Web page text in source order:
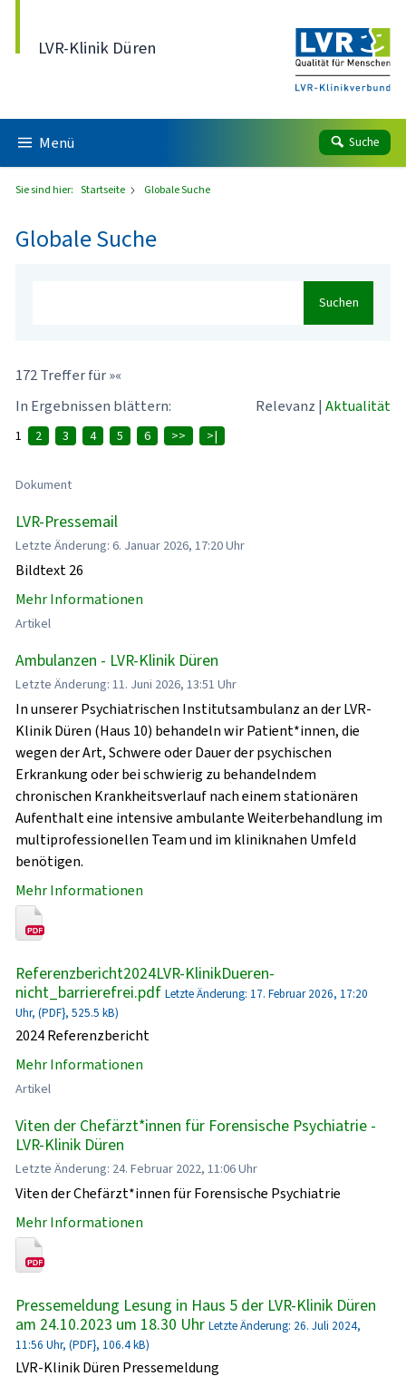
LVR-Klinik Düren
Menü Suche
Sie sind hier: Startseite Globale Suche
Globale Suche
Suchen
172 Treffer für »«
In Ergebnissen blättern:
Relevanz | Aktualität
1 2 3 4 5 6 >> >|
Dokument
LVR-Pressemail
Letzte Änderung: 6. Januar 2026, 17:20 Uhr
Bildtext 26
Mehr Informationen
Artikel
Ambulanzen - LVR-Klinik Düren
Letzte Änderung: 11. Juni 2026, 13:51 Uhr
In unserer Psychiatrischen Institutsambulanz an der LVR-
Klinik Düren (Haus 10) behandeln wir Patient*innen, die
wegen der Art, Schwere oder Dauer der psychischen
Erkrankung oder bei schwierig zu behandelndem
chronischen Krankheitsverlauf nach einem stationären
Aufenthalt eine intensive ambulante Weiterbehandlung im
multiprofessionellen Team und im kliniknahen Umfeld
benötigen.
Mehr Informationen
Referenzbericht2024LVR-KlinikDueren-
nicht_barrierefrei.pdf Letzte Änderung: 17. Februar 2026, 17:20
Uhr, (PDF}, 525.5 kB)
2024 Referenzbericht
Mehr Informationen
Artikel
Viten der Chefärzt*innen für Forensische Psychiatrie -
LVR-Klinik Düren
Letzte Änderung: 24. Februar 2022, 11:06 Uhr
Viten der Chefärzt*innen für Forensische Psychiatrie
Mehr Informationen
Pressemeldung Lesung in Haus 5 der LVR-Klinik Düren
am 24.10.2023 um 18.30 Uhr Letzte Änderung: 26. Juli 2024,
11:56 Uhr, (PDF}, 106.4 kB)
LVR-Klinik Düren Pressemeldung